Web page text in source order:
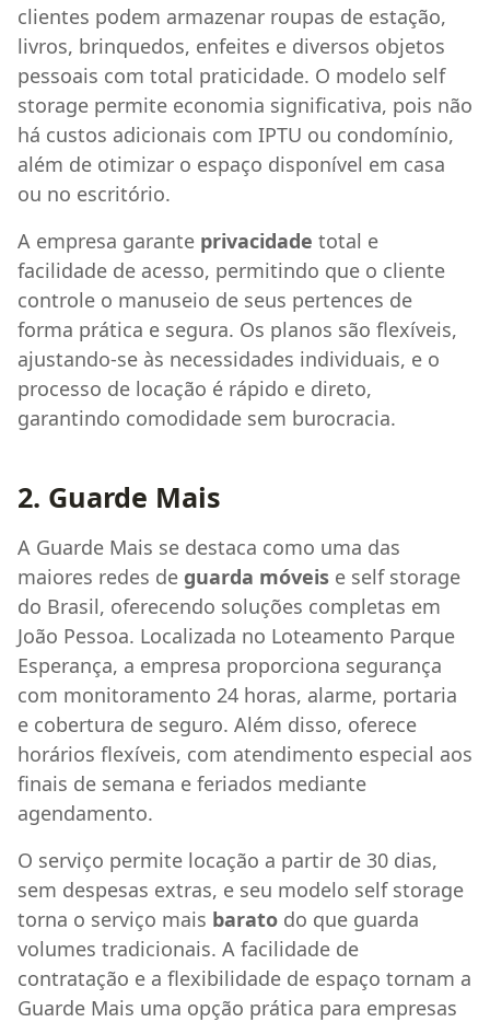
clientes podem armazenar roupas de estação,
livros, brinquedos, enfeites e diversos objetos
pessoais com total praticidade. O modelo self
storage permite economia significativa, pois não
há custos adicionais com IPTU ou condomínio,
além de otimizar o espaço disponível em casa
ou no escritório.
A empresa garante privacidade total e
facilidade de acesso, permitindo que o cliente
controle o manuseio de seus pertences de
forma prática e segura. Os planos são flexíveis,
ajustando-se às necessidades individuais, e o
processo de locação é rápido e direto,
garantindo comodidade sem burocracia.
2. Guarde Mais
A Guarde Mais se destaca como uma das
maiores redes de guarda móveis e self storage
do Brasil, oferecendo soluções completas em
João Pessoa. Localizada no Loteamento Parque
Esperança, a empresa proporciona segurança
com monitoramento 24 horas, alarme, portaria
e cobertura de seguro. Além disso, oferece
horários flexíveis, com atendimento especial aos
finais de semana e feriados mediante
agendamento.
O serviço permite locação a partir de 30 dias,
sem despesas extras, e seu modelo self storage
torna o serviço mais barato do que guarda
volumes tradicionais. A facilidade de
contratação e a flexibilidade de espaço tornam a
Guarde Mais uma opção prática para empresas